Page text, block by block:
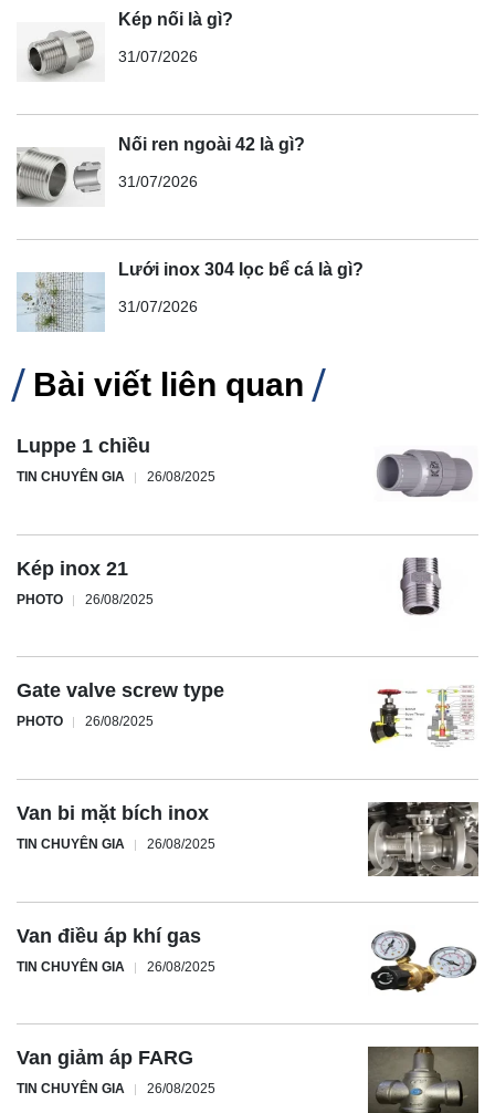
Kép nối là gì?
31/07/2026
Nối ren ngoài 42 là gì?
31/07/2026
Lưới inox 304 lọc bể cá là gì?
31/07/2026
Bài viết liên quan
Luppe 1 chiều
TIN CHUYÊN GIA 26/08/2025
Kép inox 21
PHOTO 26/08/2025
Gate valve screw type
PHOTO 26/08/2025
Van bi mặt bích inox
TIN CHUYÊN GIA 26/08/2025
Van điều áp khí gas
TIN CHUYÊN GIA 26/08/2025
Van giảm áp FARG
TIN CHUYÊN GIA 26/08/2025